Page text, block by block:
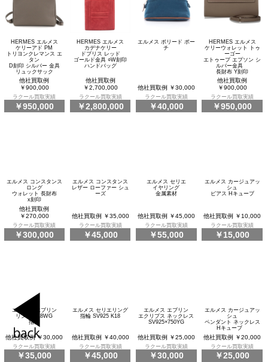
HERMES エルメス
ケリーアド PM
トリヨンクレマンス エ
タン
D刻印 シルバー 金具
リュックサック
他社買取例
￥900,000
ラクール買取実績
￥950,000
HERMES エルメス
カデナケリー
ドブリス レッド
ゴールド金具 ○W刻印
ハンドバッグ
他社買取例
￥2,700,000
ラクール買取実績
￥2,800,000
エルメス ボリード ポー
チ
他社買取例 ￥30,000
ラクール買取実績
￥40,000
HERMES エルメス
ケリーウォレット トゥ
ーゴー
エトゥープ エプソン シ
ルバー金具
長財布 Y刻印
他社買取例
￥900,000
ラクール買取実績
￥950,000
エルメス コンスタンス
ロング
ウォレット 長財布
x刻印
他社買取例
￥270,000
ラクール買取実績
￥300,000
エルメス コンスタンス
レザー ローファー シュ
ーズ
他社買取例 ￥35,000
ラクール買取実績
￥45,000
エルメス セリエ
イヤリング
金属素材
他社買取例 ￥45,000
ラクール買取実績
￥55,000
エルメス カージュアッ
シュ
ピアス Hキューブ
他社買取例 ￥10,000
ラクール買取実績
￥15,000
エルメス エブリン
リング K18WG
指輪
他社買取例 ￥30,000
ラクール買取実績
￥35,000
エルメス セリエリング
指輪 SV925 K18
他社買取例 ￥40,000
ラクール買取実績
￥45,000
エルメス エブリン
エクリプス ネックレス
SV925×750YG
他社買取例 ￥25,000
ラクール買取実績
￥30,000
エルメス カージュアッ
シュ
ペンダント ネックレス
Hキューブ
他社買取例 ￥20,000
ラクール買取実績
￥25,000